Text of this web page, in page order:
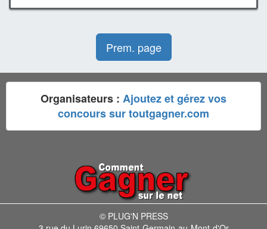
Prem. page
Organisateurs : Ajoutez et gérez vos
concours sur toutgagner.com
© PLUG'N PRESS